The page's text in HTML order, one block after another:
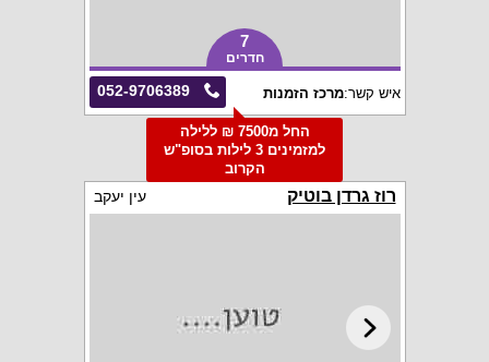
7
חדרים
052-9706389 איש קשר:מרכז הזמנות
החל מ7500 ₪ ללילה
למזמינים 3 לילות בסופ"ש
הקרוב
רוז גרדן בוטיק עין יעקב